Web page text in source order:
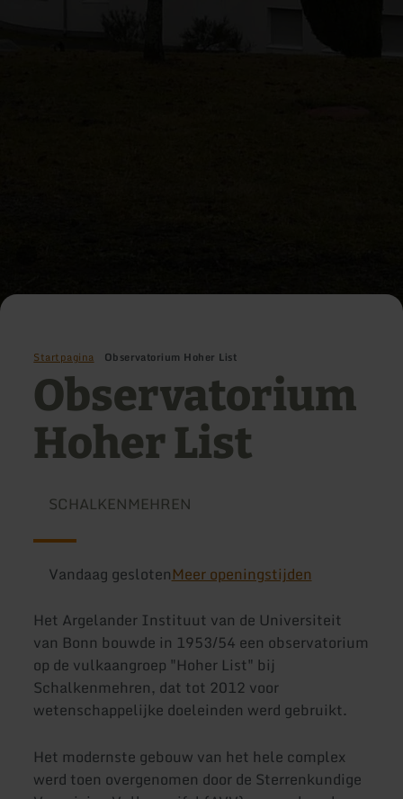
Startpagina Observatorium Hoher List
Observatorium
Hoher List
SCHALKENMEHREN
Vandaag geslotenMeer openingstijden
Het Argelander Instituut van de Universiteit
van Bonn bouwde in 1953/54 een observatorium
op de vulkaangroep "Hoher List" bij
Schalkenmehren, dat tot 2012 voor
wetenschappelijke doeleinden werd gebruikt.
Het modernste gebouw van het hele complex
werd toen overgenomen door de Sterrenkundige